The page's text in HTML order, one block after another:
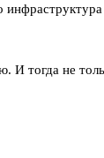
И тогда не